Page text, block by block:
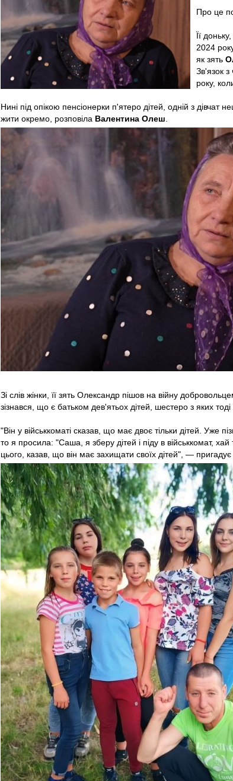
Про це
Її
2024
як зять
Зв'язок з
року,
Нині під опікою пенсіонерки п'ятеро дітей, одній з
жити окремо, розповіла Валентина Олеш
Зі слів жінки, її зять Олександр пішов на війну
зізнався, що є батьком дев'ятьох дітей, шестеро з яких тоді
"Він у військкоматі сказав, що має двоє тільки дітей. Уже
то я просила: "Саша, я зберу дітей і піду в військкомат,
цього, казав, що він має захищати своїх дітей", —